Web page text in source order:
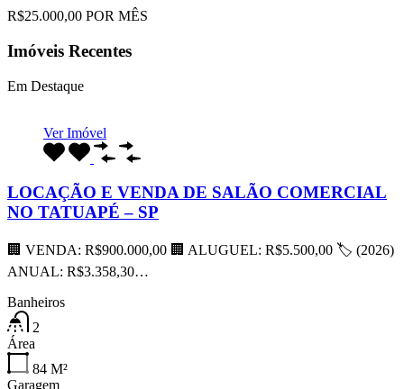
R$25.000,00 POR MÊS
Imóveis Recentes
Em Destaque
Ver Imóvel
LOCAÇÃO E VENDA DE SALÃO COMERCIAL
NO TATUAPÉ – SP
🏢 VENDA: R$900.000,00 🏢 ALUGUEL: R$5.500,00 🏷 (2026)
ANUAL: R$3.358,30…
Banheiros
2
Área
84 M²
Garagem